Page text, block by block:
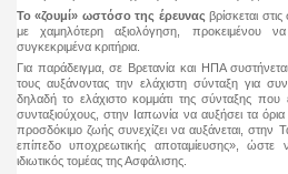
Το «ζουμί» ωστόσο της έρευνας βρίσκεται
με χαμηλότερη αξιολόγηση, προκειμένου
συγκεκριμένα κριτήρια.
Για παράδειγμα, σε Βρετανία και ΗΠΑ
τους αυξάνοντας την ελάχιστη σύνταξη για
δηλαδή το ελάχιστο κομμάτι της σύνταξης που
συνταξιούχους, στην Ιαπωνία να αυξήσει τα
προσδόκιμο ζωής συνεχίζει να αυξάνεται, στην
επίπεδο υποχρεωτικής αποταμίευσης», ώστε
ιδιωτικός τομέας της Ασφάλισης.